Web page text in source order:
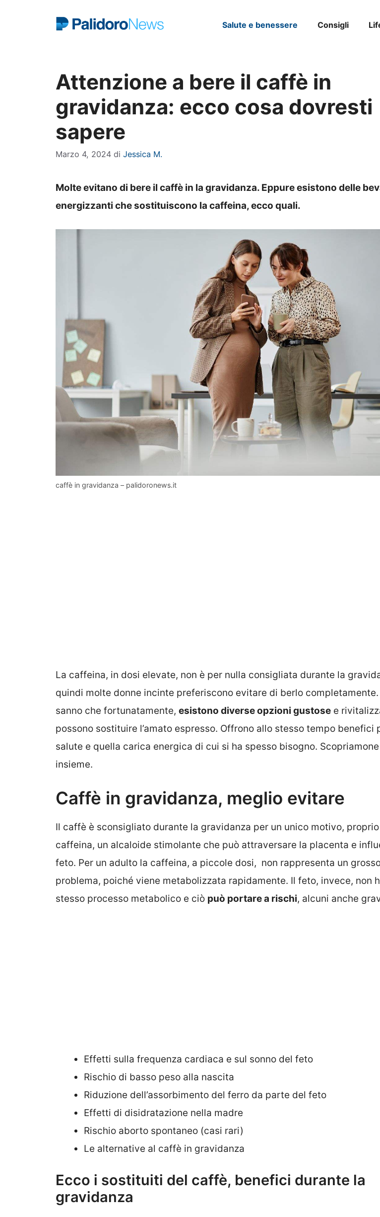
Salute e benessere Consigli
Attenzione a bere il caffè in
gravidanza: ecco cosa dovresti
sapere
Marzo 4, 2024 di Jessica M.
Molte evitano di bere il caffè in la gravidanza. Eppure esistono delle
energizzanti che sostituiscono la caffeina, ecco quali.
caffè in gravidanza – palidoronews.it
La caffeina, in dosi elevate, non è per nulla consigliata durante la
quindi molte donne incinte preferiscono evitare di berlo
sanno che fortunatamente, esistono diverse opzioni gustose e
possono sostituire l’amato espresso. Offrono allo stesso tempo benefici
salute e quella carica energica di cui si ha spesso bisogno.
insieme.
Caffè in gravidanza, meglio evitare
Il caffè è sconsigliato durante la gravidanza per un unico motivo,
caffeina, un alcaloide stimolante che può attraversare la placenta e
feto. Per un adulto la caffeina, a piccole dosi, non rappresenta un
problema, poiché viene metabolizzata rapidamente. Il feto, invece, non
stesso processo metabolico e ciò può portare a rischi, alcuni anche
Effetti sulla frequenza cardiaca e sul sonno del feto
Rischio di basso peso alla nascita
Riduzione dell’assorbimento del ferro da parte del feto
Effetti di disidratazione nella madre
Rischio aborto spontaneo (casi rari)
Le alternative al caffè in gravidanza
Ecco i sostituiti del caffè, benefici durante la
gravidanza